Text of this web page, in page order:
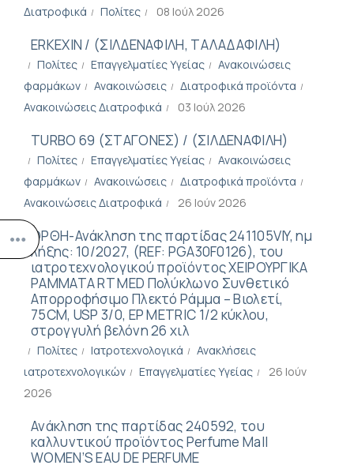
Διατροφικά
Πολίτες 08 Ιούλ 2026
ERKEXIN / (ΣΙΛΔΕΝΑΦΙΛΗ, ΤΑΛΑΔΑΦΙΛΗ)
Πολίτες Επαγγελματίες Υγείας
Ανακοινώσεις
φαρμάκων
Ανακοινώσεις
Διατροφικά προϊόντα
Ανακοινώσεις Διατροφικά
03 Ιούλ 2026
TURBO 69 (ΣΤΑΓΟΝΕΣ) / (ΣΙΛΔΕΝΑΦΙΛΗ)
Πολίτες Επαγγελματίες Υγείας
Ανακοινώσεις
φαρμάκων
Ανακοινώσεις
Διατροφικά προϊόντα
Ανακοινώσεις Διατροφικά
26 Ιούν 2026
ΟΡΘΗ-Ανάκληση της παρτίδας 241105VIY, ημ
λήξης: 10/2027, (REF: PGA30F0126), του
ιατροτεχνολογικού προϊόντος ΧΕΙΡΟΥΡΓΙΚΑ
ΡΑΜΜΑΤΑ RT MED Πολύκλωνο Συνθετικό
Απορροφήσιμο Πλεκτό Ράμμα – Βιολετί,
75CM, USP 3/0, EP METRIC 1/2 κύκλου,
στρογγυλή βελόνη 26 χιλ
Πολίτες Ιατροτεχνολογικά
Ανακλήσεις
ιατροτεχνολογικών
Επαγγελματίες Υγείας
26 Ιούν
2026
Ανάκληση της παρτίδας 240592, του
καλλυντικού προϊόντος Perfume Mall
WOMEN’S EAU DE PERFUME